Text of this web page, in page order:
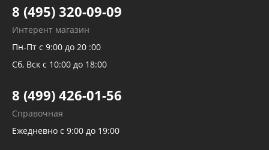
Тормозных трубок
Рукавов гидроусилителей
Рукавов компрессоров и турбин
Трубок кондиционеров
Развертка пайка медных стальных
алюминиевых трубок и штуцеров
8 (495) 320-09-09
Интерент магазин
Пн-Пт с 9:00 до 20 :00
Сб, Вск с 10:00 до 18:00
8 (499) 426-01-56
Справочная
Ежедневно с 9:00 до 19:00